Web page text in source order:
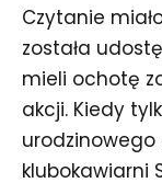
Czytanie
została
mieli ochotę
akcji. Kiedy
urodzinowego
klubokawiarni